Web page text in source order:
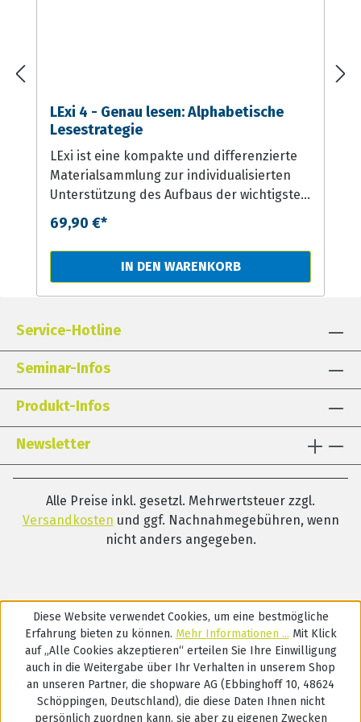
LExi 4 - Genau lesen: Alphabetische
Lesestrategie
LExi ist eine kompakte und differenzierte
Materialsammlung zur individualisierten
Unterstützung des Aufbaus der wichtigsten
Vorläufer- und Teilfertigkeiten basaler
Lesekompetenz. Mit diesem Material
können Vorläuferfertigkeiten wie
phonologische Bewusstheit oder visuelle
erarbeitet werden wie Buchstaben-Laut-
Automatisierungen und alphabetische
Lesestrategie mit Schulkindern. In allen
Übungen werden zudem gezielt Exekutive
Funktionen gefördert, die für den
Leseerwerb von besonderer Relevanz sind.
Dazu bietet LExi gesonderte Module zu
speziellen Vorläufer- bzw. Teilfertigkeiten
Alters-/Entwicklungsniveaus der Kinder
bzw. Settings der Förderung
(Sprachtherapie, Kindergarten, Förderung
Spiel- und Arbeitsmaterial. Das Kartenspiel
LExi-DUO wird mit unterschiedlichen
Spielweisen in alle Modulschwerpunkte
einbezogen.Entwickelt für den Einsatz in
Sprachtherapie, präventiver Förderung im
Kindergarten, Integrativer Lerntherapie
und DaZ (Deutsch als Zweitsprache) in der
69,90 €*
IN DEN WARENKORB
Service-Hotline
Seminar-Infos
Produkt-Infos
Newsletter
Alle Preise inkl. gesetzl. Mehrwertsteuer zzgl.
Versandkosten und ggf. Nachnahmegebühren, wenn
nicht anders angegeben.
Diese Website verwendet Cookies, um eine bestmögliche
Erfahrung bieten zu können. Mehr Informationen ... Mit Klick
auf „Alle Cookies akzeptieren“ erteilen Sie Ihre Einwilligung
auch in die Weitergabe über Ihr Verhalten in unserem Shop
an unseren Partner, die shopware AG (Ebbinghoff 10, 48624
Schöppingen, Deutschland), die diese Daten Ihnen nicht
persönlich zuordnen kann, sie aber zu eigenen Zwecken